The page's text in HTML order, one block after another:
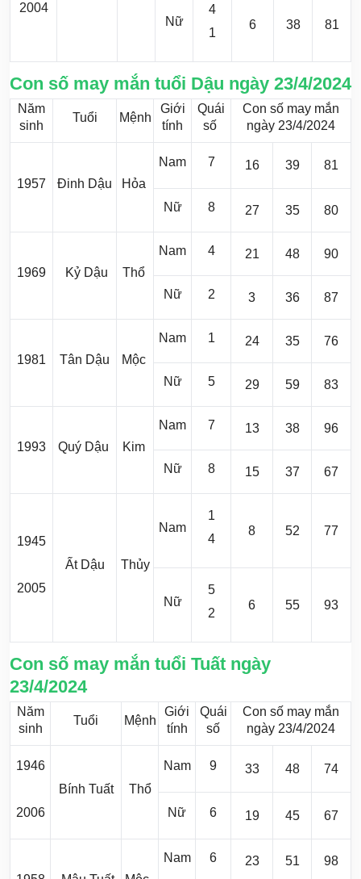
2004
Nữ
4
1
6 38 81
Con số may mắn tuổi Dậu ngày 23/4/2024
Năm
sinh
Tuổi Mệnh
Giới
tính
Quái
số
Con số may mắn
ngày 23/4/2024
1957 Đinh Dậu Hỏa
Nam 7 16 39 81
Nữ 8 27 35 80
1969 Kỷ Dậu Thổ
Nam 4 21 48 90
Nữ 2 3 36 87
1981 Tân Dậu Mộc
Nam 1 24 35 76
Nữ 5 29 59 83
1993 Quý Dậu Kim
Nam 7 13 38 96
Nữ 8 15 37 67
1945
2005
Ất Dậu Thủy
Nam
1
4
8 52 77
Nữ
5
2
6 55 93
Con số may mắn tuổi Tuất ngày
23/4/2024
Năm
sinh
Tuổi Mệnh
Giới
tính
Quái
số
Con số may mắn
ngày 23/4/2024
1946
2006
Bính Tuất Thổ
Nam 9 33 48 74
Nữ 6 19 45 67
Nam 6 23 51 98